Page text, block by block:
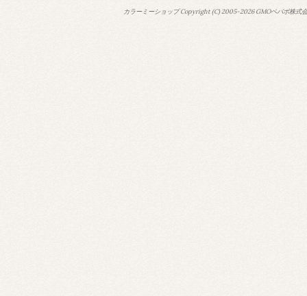
カラーミーショップCopyright (C) 2005-2026GMOペパボ株式